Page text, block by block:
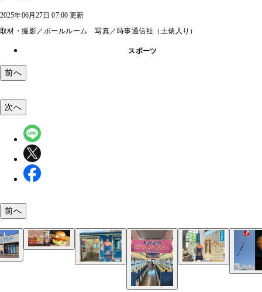
2025年06月27日 07:00 更新
取材・撮影／ボールルーム 写真／時事通信社（土俵入り）
スポーツ
前へ
奉納土俵入りをする新横綱・大の里（中央）
大の里の母校・新潟県立海洋高校の相撲部練習場
海洋高校のアンテナショップ能水商店
横綱あんこうバーガー（右）も販売された
次へ
前へ